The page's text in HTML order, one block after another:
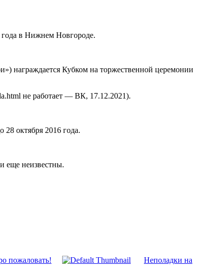
года в Нижнем Новгороде.
награждается Кубком на торжественной церемонии
не работает — ВК, 17.12.2021).
октября 2016 года.
еще неизвестны.
пожаловать! Неполадки на